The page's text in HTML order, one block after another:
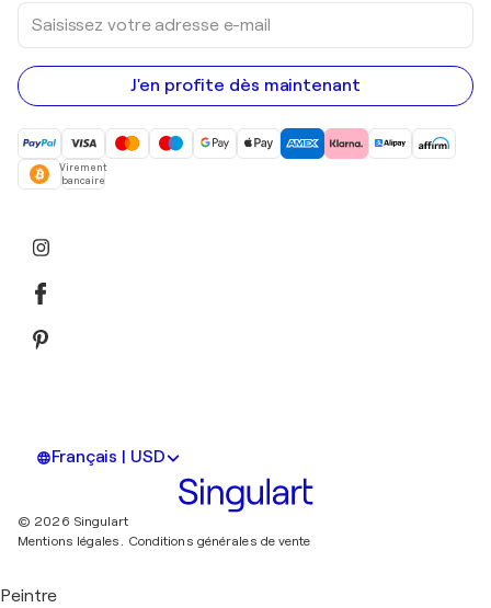
Saisissez
votre
adresse
e-
mail
J'en profite dès maintenant
Virement
bancaire
Français | USD
© 2026 Singulart
Mentions légales. Conditions générales de vente
Peintre